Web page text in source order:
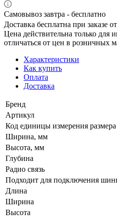
Самовывоз завтра - бесплатно
Доставка бесплатна при заказе
Цена действительна только для
отличаться от цен в розничных
Характеристики
Как купить
Оплата
Доставка
Бренд
Артикул
Код единицы измерения
Ширина, мм
Высота, мм
Глубина
Радио связь
Подходит для подключения
Длина
Ширина
Высота